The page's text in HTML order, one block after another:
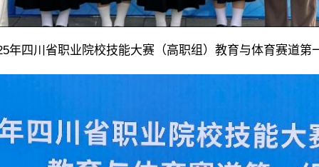
年四川省职业院校技能大赛（高职组）教育与体育赛道第